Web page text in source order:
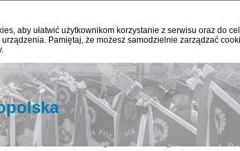
aby ułatwić użytkownikom korzystanie z serwisu oraz do
Pamiętaj, że możesz samodzielnie zarządzać